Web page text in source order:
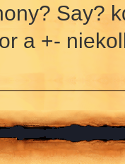
Say?
a +-